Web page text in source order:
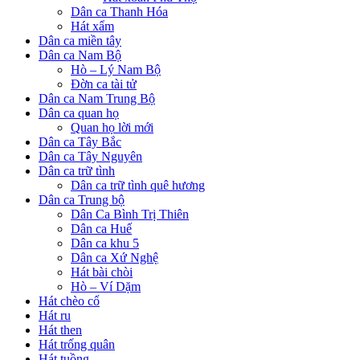
Dân ca Thanh Hóa
Hát xẩm
Dân ca miền tây
Dân ca Nam Bộ
Hò – Lý Nam Bộ
Đờn ca tài tử
Dân ca Nam Trung Bộ
Dân ca quan họ
Quan họ lời mới
Dân ca Tây Bắc
Dân ca Tây Nguyên
Dân ca trữ tình
Dân ca trữ tình quê hương
Dân ca Trung bộ
Dân Ca Bình Trị Thiên
Dân ca Huế
Dân ca khu 5
Dân ca Xứ Nghệ
Hát bài chòi
Hò – Ví Dặm
Hát chèo cổ
Hát ru
Hát then
Hát trống quân